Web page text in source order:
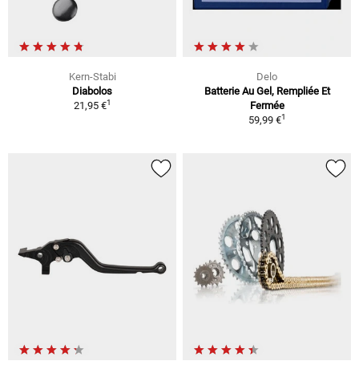
Kern-Stabi
Diabolos
21,95 €1
Delo
Batterie Au Gel, Rempliée Et
Fermée
59,99 €1